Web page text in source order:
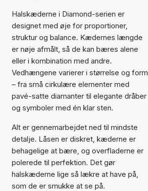
Halskæderne i Diamond-serien er
designet med øje for proportioner,
struktur og balance. Kædernes længde
er nøje afmålt, så de kan bæres alene
eller i kombination med andre.
Vedhængene varierer i størrelse og form
– fra små cirkulære elementer med
pavé-satte diamanter til elegante dråber
og symboler med én klar sten.
Alt er gennemarbejdet ned til mindste
detalje. Låsen er diskret, kæderne er
behagelige at bære, og overfladerne er
polerede til perfektion. Det gør
halskæderne lige så lækre at have på,
som de er smukke at se på.